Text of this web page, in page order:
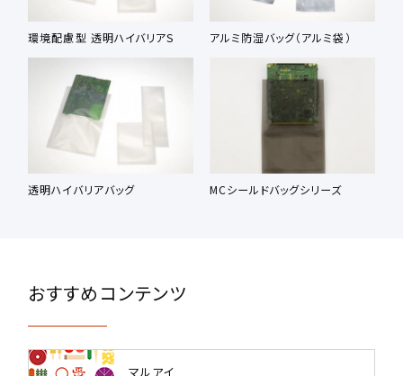
環境配慮型 透明ハイバリアS アルミ防湿バッグ（アルミ袋）
透明ハイバリアバッグ MCシールドバッグシリーズ
おすすめコンテンツ
マルアイ